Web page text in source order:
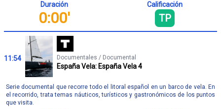
Duración
0:00'
Calificación
TP
11:54 Documentales / Documental
España Vela: España Vela 4
Serie documental que recorre todo el litoral español en un barco de vela. En
el recorrido, trata temas náuticos, turísticos y gastronómicos de los puntos
que visita.